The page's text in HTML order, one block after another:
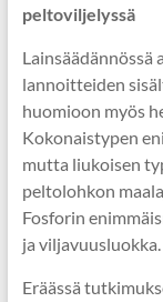
peltoviljelyssä
lannoitteiden
huomioon myös
Kokonaistypen
mutta liukoisen
peltolohkon
Fosforin
ja viljavuusluokka.
Eräässä